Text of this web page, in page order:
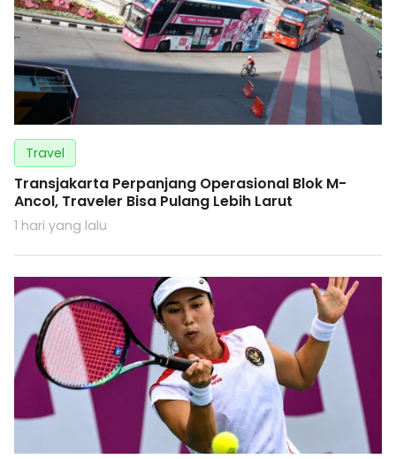
Travel
Transjakarta Perpanjang Operasional Blok M-
Ancol, Traveler Bisa Pulang Lebih Larut
1 hari yang lalu